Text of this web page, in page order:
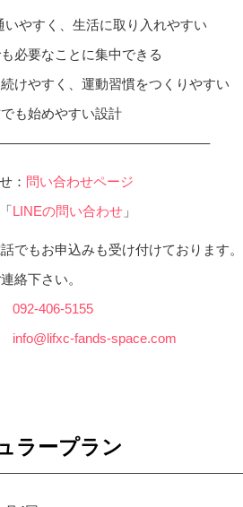
いやすく、生活に取り入れやすい
も必要なことに集中できる
続けやすく、運動習慣をつくりやすい
でも始めやすい設計
： 問い合わせページ
LINEの問い合わせ 」
でもお申込みも受け付けております。
絡下さい。
092‐406‐5155
info@lifxc-fands-space.com
ラープラン